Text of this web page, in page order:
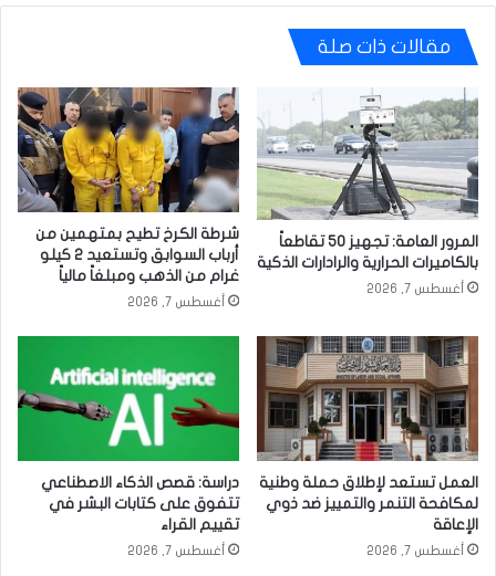
مقالات ذات صلة
المرور العامة: تجهيز 50 تقاطعاً
بالكاميرات الحرارية والرادارات الذكية
أغسطس 7, 2026
شرطة الكرخ تطيح بمتهمين من
أرباب السوابق وتستعيد 2 كيلو
غرام من الذهب ومبلغاً مالياً
أغسطس 7, 2026
العمل تستعد لإطلاق حملة وطنية
لمكافحة التنمر والتمييز ضد ذوي
الإعاقة
أغسطس 7, 2026
دراسة: قصص الذكاء الاصطناعي
تتفوق على كتابات البشر في
تقييم القراء
أغسطس 7, 2026